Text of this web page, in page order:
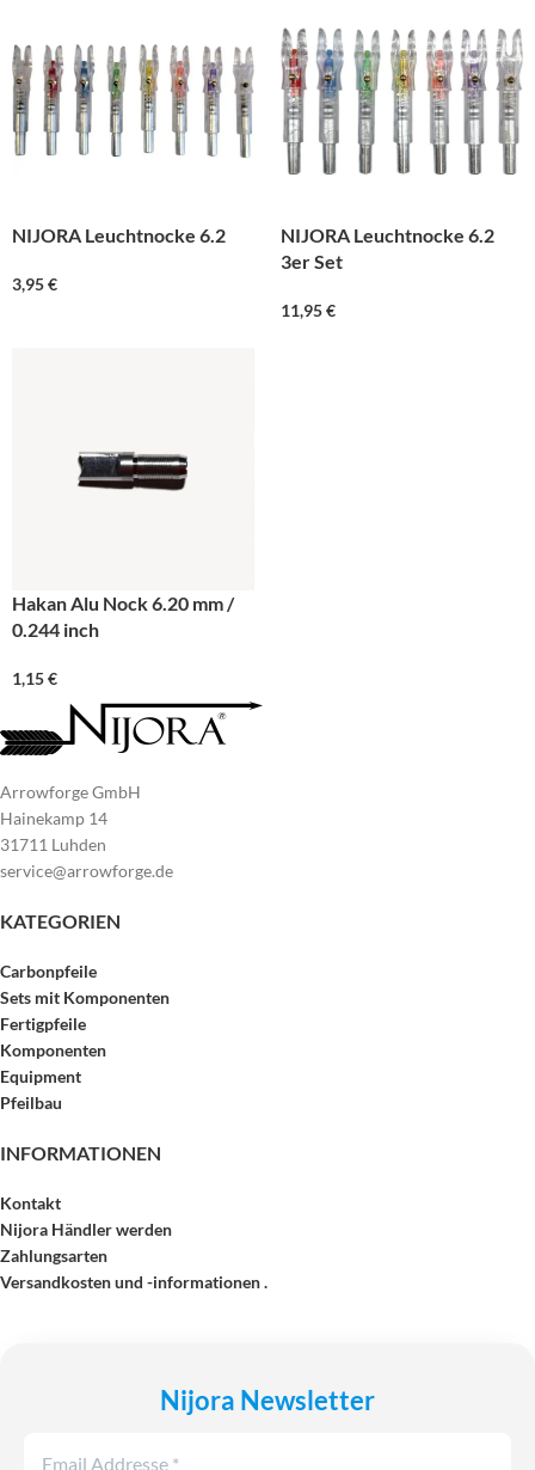
NIJORA Leuchtnocke 6.2
3,95€
NIJORA Leuchtnocke 6.2
3er Set
11,95€
Hakan Alu Nock 6.20 mm /
0.244 inch
1,15€
Arrowforge GmbH
Hainekamp 14
31711 Luhden
service@arrowforge.de
KATEGORIEN
Carbonpfeile
Sets mit Komponenten
Fertigpfeile
Komponenten
Equipment
Pfeilbau
INFORMATIONEN
Kontakt
Nijora Händler werden
Zahlungsarten
Versandkosten und -informationen .
Nijora Newsletter